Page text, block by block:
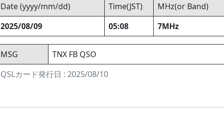
Date (yyyy/mm/dd)
Time(JST) MHz(or Band)
2025/08/09
05:08 7MHz
MSG
TNX FB QSO
QSLカード発行日 : 2025/08/10